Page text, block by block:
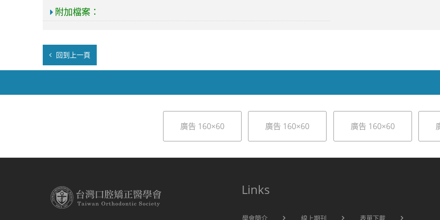
附加檔案：
回到上一頁
廣告 160×60 廣告 160×60 廣告 160×60
Links
學會簡介 線上期刊 表單下載